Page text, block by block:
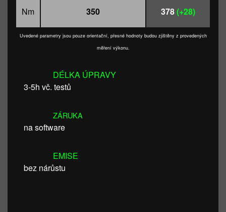
Nm 350 378(+28)
Uvedené parametry jsou pouze orientační, přesné hodnoty budou zjištěny z provedených
měření výkonu.
DÉLKA ÚPRAVY
3-5h vč. testů
ZÁRUKA
na software
EMISE
bez nárůstu